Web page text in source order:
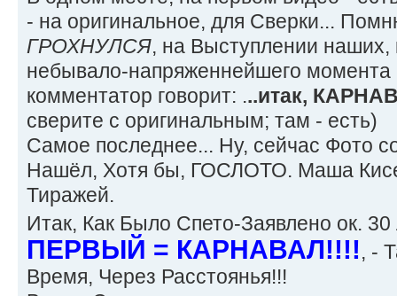
- на оригинальное, для Сверки...
ГРОХНУЛСЯ, на Выступлении
небывало-напряженнейшего момента
комментатор говорит: ...итак,
сверите с оригинальным; там - есть)
Самое последнее... Ну, сейчас Фото
Нашёл, Хотя бы, ГОСЛОТО. Маша
Тиражей.
Итак, Как Было Спето-Заявлено ок.
ПЕРВЫЙ = КАРНАВАЛ!!!!, -
Время, Через Расстоянья!!!